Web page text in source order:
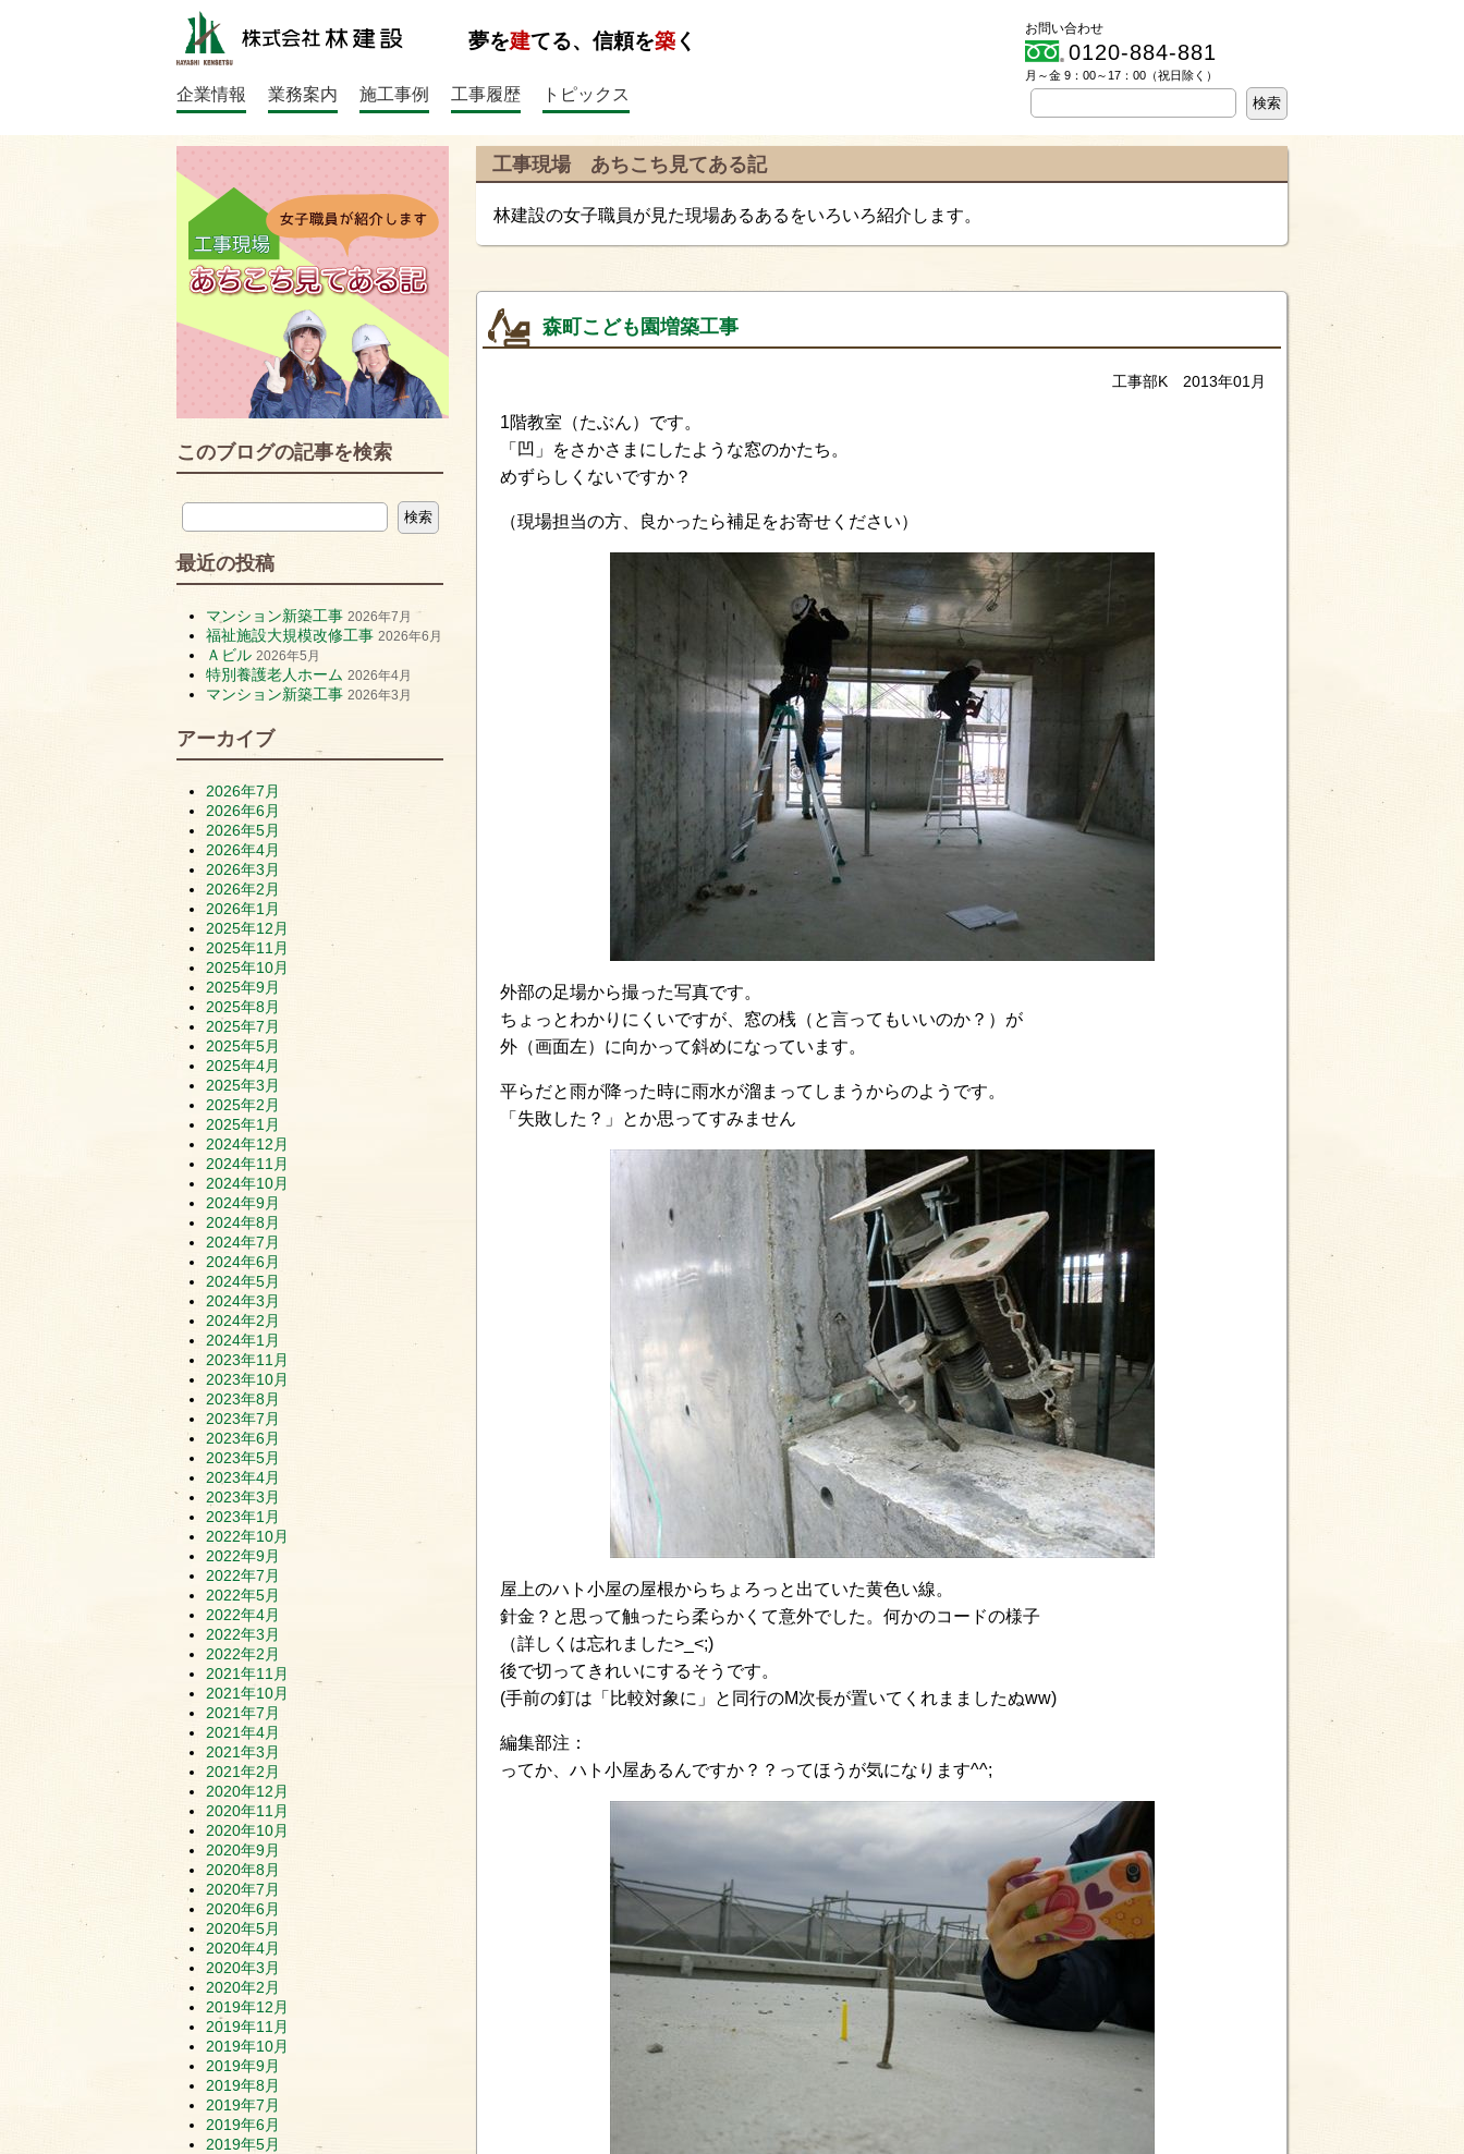
夢を建てる、信頼を築 く
企業情報 業務案内 施工事例 工事履歴 トピックス
お問い合わせ
0120-884-881
月～金 9：00～17：00（祝日除く）
工事現場 あちこち見てある記
林建設の女子職員が見た現場あるあるをいろいろ紹介します。
森町こども園増築工事
工事部K 2013年01月
1階教室（たぶん）です。
「凹」をさかさまにしたような窓のかたち。
めずらしくないですか？
（現場担当の方、良かったら補足をお寄せください）
外部の足場から撮った写真です。
ちょっとわかりにくいですが、窓の桟（と言ってもいいのか？）が
外（画面左）に向かって斜めになっています。
平らだと雨が降った時に雨水が溜まってしまうからのようです。
「失敗した？」とか思ってすみません
屋上のハト小屋の屋根からちょろっと出ていた黄色い線。
針金？と思って触ったら柔らかくて意外でした。何かのコードの様子
（詳しくは忘れました>_<;)
後で切ってきれいにするそうです。
(手前の釘は「比較対象に」と同行のM次長が置いてくれまましたぬww)
編集部注：
ってか、ハト小屋あるんですか？？ってほうが気になります^^;
このブログの記事を検索
最近の投稿
マンション新築工事 2026年7月
福祉施設大規模改修工事 2026年6月
Ａビル 2026年5月
特別養護老人ホーム 2026年4月
マンション新築工事 2026年3月
アーカイブ
2026年7月
2026年6月
2026年5月
2026年4月
2026年3月
2026年2月
2026年1月
2025年12月
2025年11月
2025年10月
2025年9月
2025年8月
2025年7月
2025年5月
2025年4月
2025年3月
2025年2月
2025年1月
2024年12月
2024年11月
2024年10月
2024年9月
2024年8月
2024年7月
2024年6月
2024年5月
2024年3月
2024年2月
2024年1月
2023年11月
2023年10月
2023年8月
2023年7月
2023年6月
2023年5月
2023年4月
2023年3月
2023年1月
2022年10月
2022年9月
2022年7月
2022年5月
2022年4月
2022年3月
2022年2月
2021年11月
2021年10月
2021年7月
2021年4月
2021年3月
2021年2月
2020年12月
2020年11月
2020年10月
2020年9月
2020年8月
2020年7月
2020年6月
2020年5月
2020年4月
2020年3月
2020年2月
2019年12月
2019年11月
2019年10月
2019年9月
2019年8月
2019年7月
2019年6月
2019年5月